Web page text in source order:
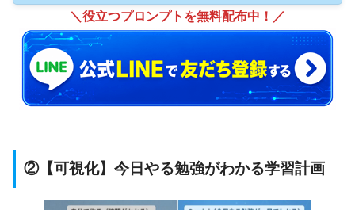
設立わずか半年で生徒数1,000人を突破！
「AIで個人が収益を最大化できる時代」を提唱
＼役立つプロンプトを無料配布中！／
②【可視化】今日やる勉強がわかる学習計画